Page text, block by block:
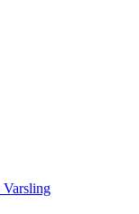
Varsling